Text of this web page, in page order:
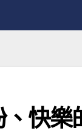
、快樂